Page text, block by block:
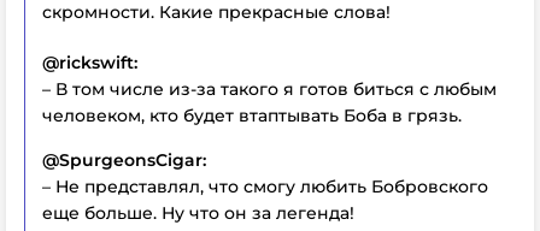
скромности. Какие прекрасные слова!
@rickswift:
– В том числе из-за такого я готов биться с любым
человеком, кто будет втаптывать Боба в грязь.
@SpurgeonsCigar:
– Не представлял, что смогу любить Бобровского
еще больше. Ну что он за легенда!